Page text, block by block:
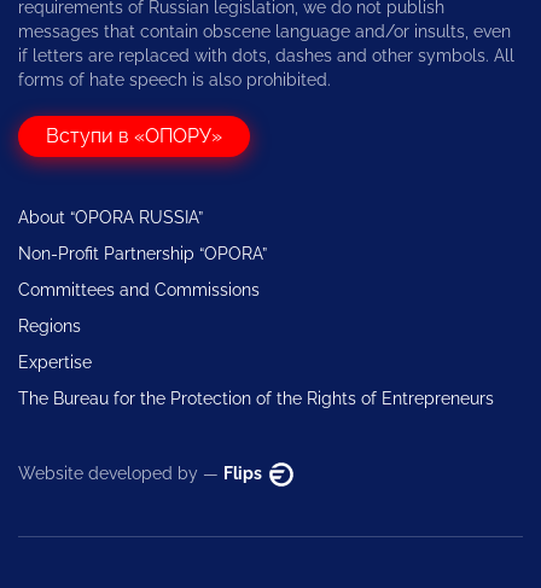
requirements of Russian legislation, we do not publish
messages that contain obscene language and/or insults, even
if letters are replaced with dots, dashes and other symbols. All
forms of hate speech is also prohibited.
Вступи в «ОПОРУ»
About “OPORA RUSSIA”
Non-Profit Partnership “OPORA”
Committees and Commissions
Regions
Expertise
The Bureau for the Protection of the Rights of Entrepreneurs
Website developed by — Flips